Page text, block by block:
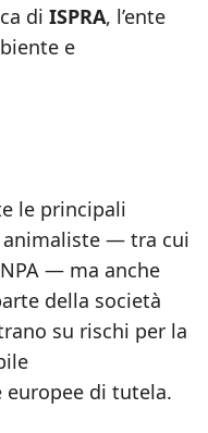
di ISPRA, l’ente
e
le principali
animaliste — tra cui
— ma anche
della società
su rischi per la
di tutela.